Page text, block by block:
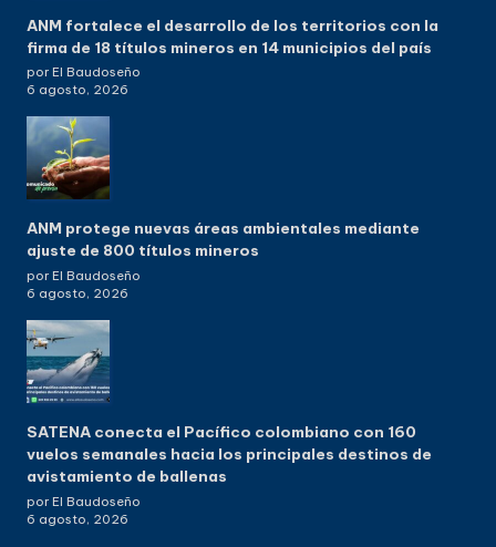
ANM fortalece el desarrollo de los territorios con la
firma de 18 títulos mineros en 14 municipios del país
por El Baudoseño
6 agosto, 2026
ANM protege nuevas áreas ambientales mediante
ajuste de 800 títulos mineros
por El Baudoseño
6 agosto, 2026
SATENA conecta el Pacífico colombiano con 160
vuelos semanales hacia los principales destinos de
avistamiento de ballenas
por El Baudoseño
6 agosto, 2026